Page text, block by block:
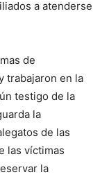
a atenderse
de
trabajaron en la
testigo de la
la
de las
las víctimas
la